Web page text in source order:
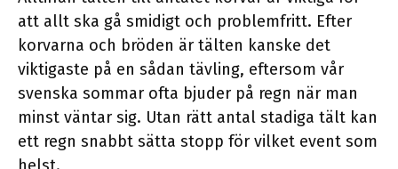
att allt ska gå smidigt och problemfritt. Efter
korvarna och bröden är tälten kanske det
viktigaste på en sådan tävling, eftersom vår
svenska sommar ofta bjuder på regn när man
minst väntar sig. Utan rätt antal stadiga tält kan
ett regn snabbt sätta stopp för vilket event som